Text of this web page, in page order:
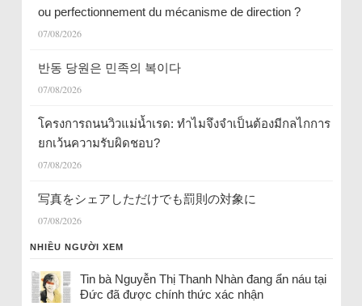
ou perfectionnement du mécanisme de direction ?
07/08/2026
반동 당원은 민족의 복이다
07/08/2026
โครงการถนนวิวแม่น้ำเรด: ทำไมจึงจำเป็นต้องมีกลไกการ
ยกเว้นความรับผิดชอบ?
07/08/2026
写真をシェアしただけでも罰則の対象に
07/08/2026
NHIỀU NGƯỜI XEM
Tin bà Nguyễn Thị Thanh Nhàn đang ẩn náu tại
Đức đã được chính thức xác nhận